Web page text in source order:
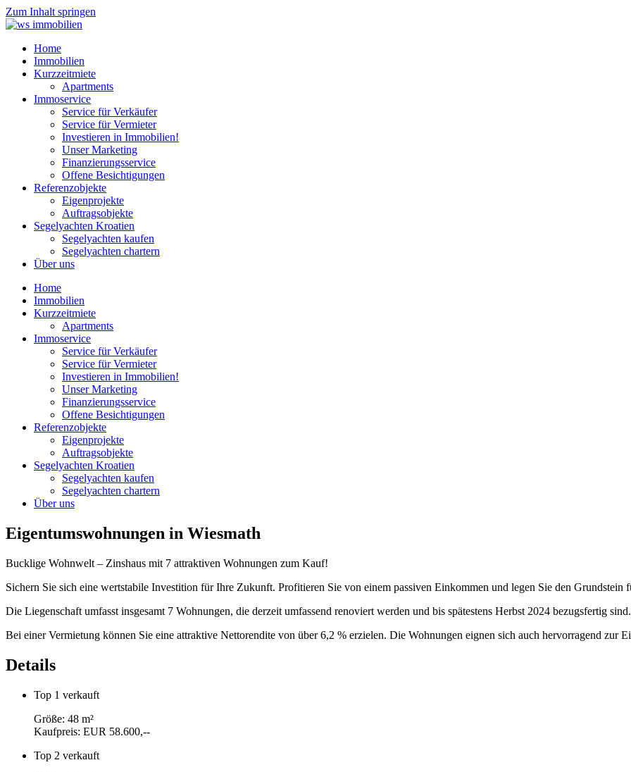
Zum Inhalt springen
Home
Immobilien
Kurzzeitmiete
Apartments
Immoservice
Service für Verkäufer
Service für Vermieter
Investieren in Immobilien!
Unser Marketing
Finanzierungsservice
Offene Besichtigungen
Referenzobjekte
Eigenprojekte
Auftragsobjekte
Segelyachten Kroatien
Segelyachten kaufen
Segelyachten chartern
Über uns
Home
Immobilien
Kurzzeitmiete
Apartments
Immoservice
Service für Verkäufer
Service für Vermieter
Investieren in Immobilien!
Unser Marketing
Finanzierungsservice
Offene Besichtigungen
Referenzobjekte
Eigenprojekte
Auftragsobjekte
Segelyachten Kroatien
Segelyachten kaufen
Segelyachten chartern
Über uns
Eigentumswohnungen in Wiesmath
Bucklige Wohnwelt – Zinshaus mit 7 attraktiven Wohnungen zum Kauf!
Sichern Sie sich eine wertstabile Investition für Ihre Zukunft. Profitieren Sie von einem passiven Einkommen und legen Sie den Grundstein
Die Liegenschaft umfasst insgesamt 7 Wohnungen, die derzeit umfassend renoviert werden und bis spätestens Herbst 2024 bezugsfertig sind.
Bei einer Vermietung können Sie eine attraktive Nettorendite von über 6,2 % erzielen. Die Wohnungen eignen sich auch hervorragend zur
Details
Top 1 verkauft
Größe: 48 m²
Kaufpreis: EUR 58.600,--
Top 2 verkauft